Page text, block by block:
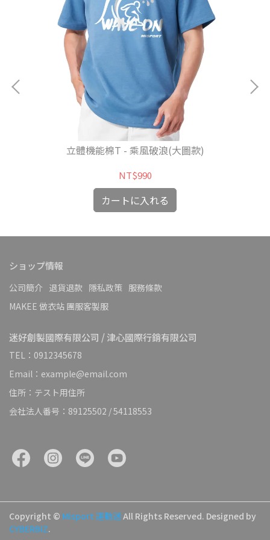
立體機能棉T - 乘風破浪(大圖款)
NT$990
カートに入れる
ショップ情報
公司簡介 退貨退款 隱私政策 服務條款
MAKEE 做衣站 團服客製服
迷好創製國際有限公司 / 津心國際行銷有限公司
TEL：0912345678
Email：example@email.com
住所：テスト用住所
会社法人番号：89125502 / 54118553
Copyright © Misport 運動迷All Rights Reserved. Designed by
CYBERBIZ.